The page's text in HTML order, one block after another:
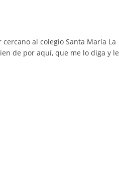
al colegio Santa María La
de por aquí, que me lo diga y le